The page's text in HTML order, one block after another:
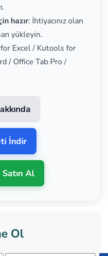
hazır: İhtiyacınız olan
yükleyin.
Excel / Kutools for
/ Office Tab Pro /
İndir
Al
Ol